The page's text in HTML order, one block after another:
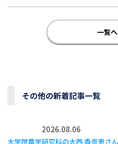
一覧へ
その他の新着記事一覧
2026.08.06
大学院農学研究科の大西 香奈恵さ